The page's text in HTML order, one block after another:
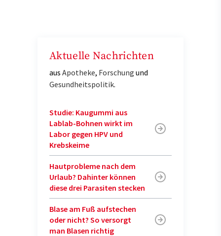
Aktuelle Nachrichten
aus Apotheke, Forschung und
Gesundheitspolitik.
Studie: Kaugummi aus
Lablab-Bohnen wirkt im
Labor gegen HPV und
Krebskeime
Hautprobleme nach dem
Urlaub? Dahinter können
diese drei Parasiten stecken
Blase am Fuß aufstechen
oder nicht? So versorgt
man Blasen richtig